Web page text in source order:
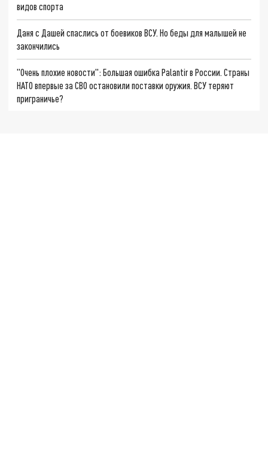
видов спорта
Даня с Дашей спаслись от боевиков ВСУ. Но беды для малышей не
закончились
"Очень плохие новости": Большая ошибка Palantir в России. Страны
НАТО впервые за СВО остановили поставки оружия. ВСУ теряют
приграничье?